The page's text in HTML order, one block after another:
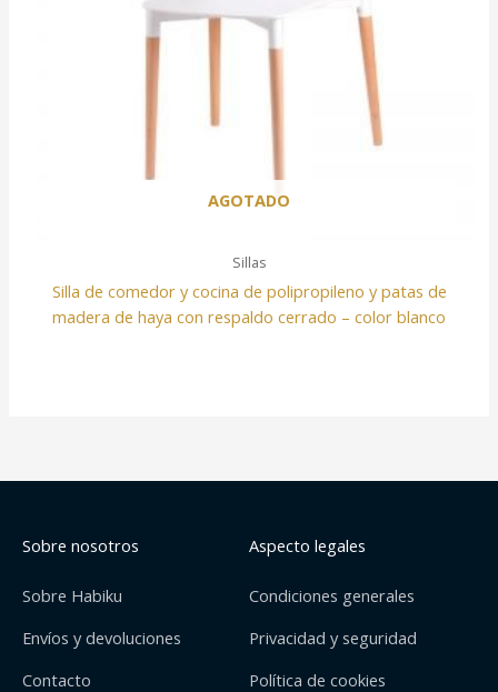
AGOTADO
Sillas
Silla de comedor y cocina de polipropileno y patas de
madera de haya con respaldo cerrado – color blanco
Sobre nosotros
Sobre Habiku
Envíos y devoluciones
Contacto
Aspecto legales
Condiciones generales
Privacidad y seguridad
Política de cookies